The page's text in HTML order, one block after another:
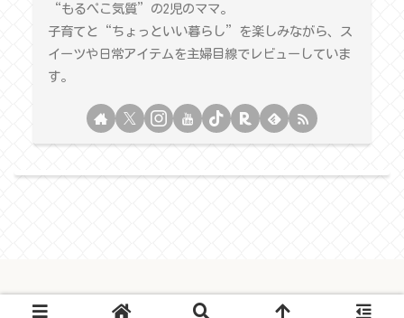
“もるぺこ気質”の2児のママ。
子育てと“ちょっといい暮らし”を楽しみながら、ス
イーツや日常アイテムを主婦目線でレビューしていま
す。
© 2025 もるぺこままのおうちじかんブログ.